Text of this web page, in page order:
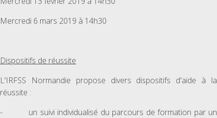
Mercredi 6 mars 2019 à 14h30
Dispositifs de réussite
L'IRFSS Normandie propose divers dispositifs d'aide à la
réussite :
- un suivi individualisé du parcours de formation par un